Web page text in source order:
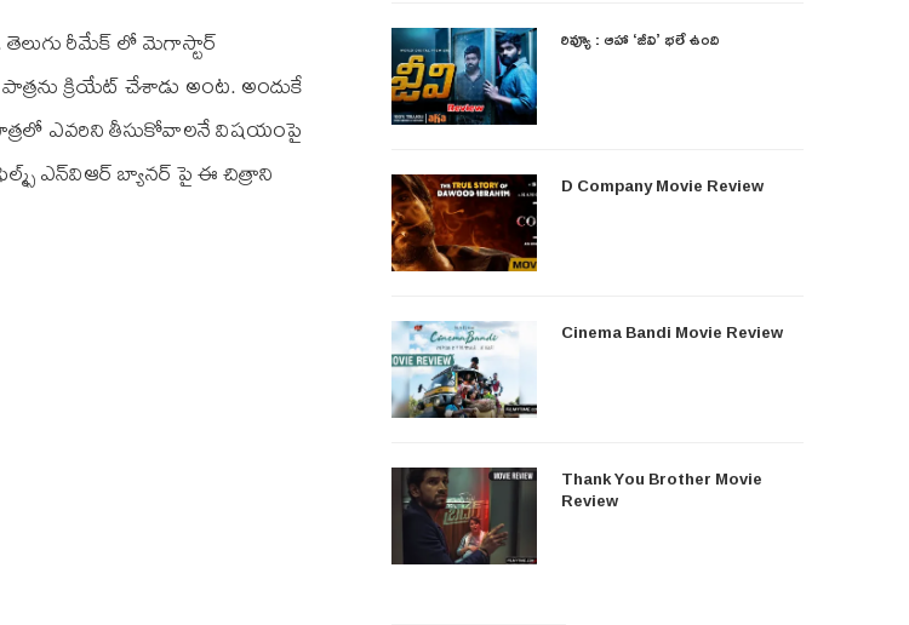
రీమేక్ లో మెగాస్టార్
క్రియేట్ చేశాడు అంట. అందుకే
పాత్రలో ఎవరిని తీసుకోవాలనే విషయంపై
ఎన్‌వి‌ఆర్ బ్యానర్ పై ఈ చిత్రాని
రివ్యూ : ఆహా ‘జీవి’ భలే ఉంది
D Company Movie Review
Cinema Bandi Movie Review
Thank You Brother Movie
Review